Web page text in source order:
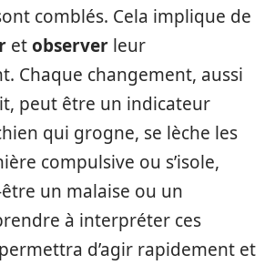
comblés. Cela implique de
etobserver leur
Chaque changement, aussi
peut être un indicateur
qui grogne, se lèche les
compulsive ou s’isole,
un malaise ou un
à interpréter ces
d’agir rapidement et